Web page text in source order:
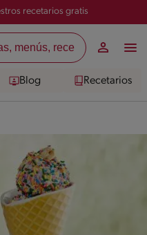
recetarios gratis
Blog Recetarios